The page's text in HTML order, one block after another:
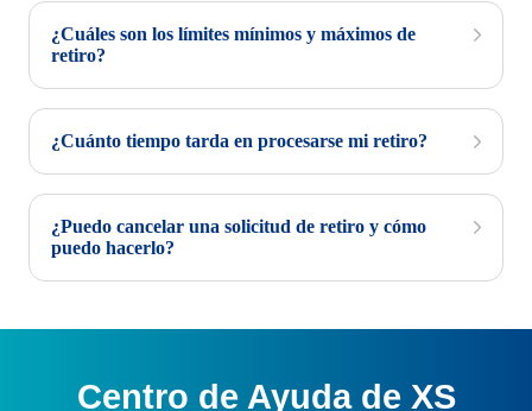
¿Cuáles son los límites mínimos y máximos de
retiro?
¿Cuánto tiempo tarda en procesarse mi retiro?
¿Puedo cancelar una solicitud de retiro y cómo
puedo hacerlo?
Centro de Ayuda de XS